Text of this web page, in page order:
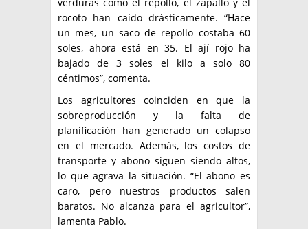
verduras como el repollo, el zapallo y el
rocoto han caído drásticamente. “Hace
un mes, un saco de repollo costaba 60
soles, ahora está en 35. El ají rojo ha
bajado de 3 soles el kilo a solo 80
céntimos”, comenta.
Los agricultores coinciden en que la
sobreproducción y la falta de
planificación han generado un colapso
en el mercado. Además, los costos de
transporte y abono siguen siendo altos,
lo que agrava la situación. “El abono es
caro, pero nuestros productos salen
baratos. No alcanza para el agricultor”,
lamenta Pablo.